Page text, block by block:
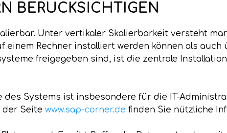
BERÜCKSICHTIGEN
Unter vertikaler Skalierbarkeit versteht
einem Rechner installiert werden können als
freigegeben sind, ist die zentrale
Systems ist insbesondere für die IT-
der Seite www.sap-corner.de finden Sie nützliche